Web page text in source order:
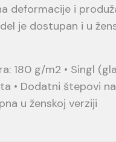
i
je dostupan i u
180 g/m2 • Singl
• Dodatni štepovi
u ženskoj verziji